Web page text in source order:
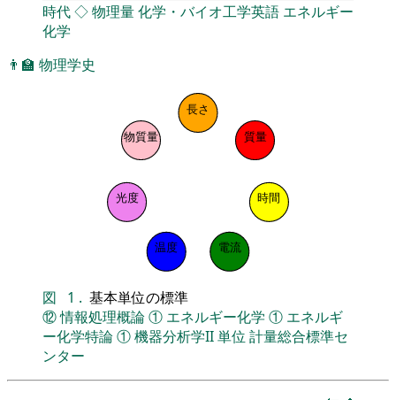
時代◇物理量化学・バイオ工学英語 エネルギー
化学
👨‍🏫 物理学史
長さ
質量
時間
電流
温度
光度
物質量
図 1 . 基本単位の標準
⑫情報処理概論① エネルギー化学 ① エネルギ
ー化学特論①機器分析学II単位 計量総合標準セ
ンター